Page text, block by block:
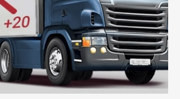
от 6000 руб.
перевозки грузов с
режима, работающим
обработкой кузова и мед.
поможет быстро перевезти
продукты в любой город России с